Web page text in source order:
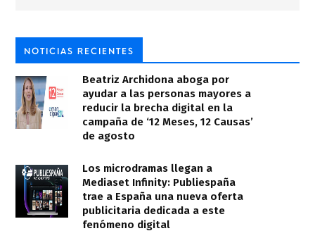
NOTICIAS RECIENTES
Beatriz Archidona aboga por
ayudar a las personas mayores a
reducir la brecha digital en la
campaña de ‘12 Meses, 12 Causas’
de agosto
Los microdramas llegan a
Mediaset Infinity: Publiespaña
trae a España una nueva oferta
publicitaria dedicada a este
fenómeno digital